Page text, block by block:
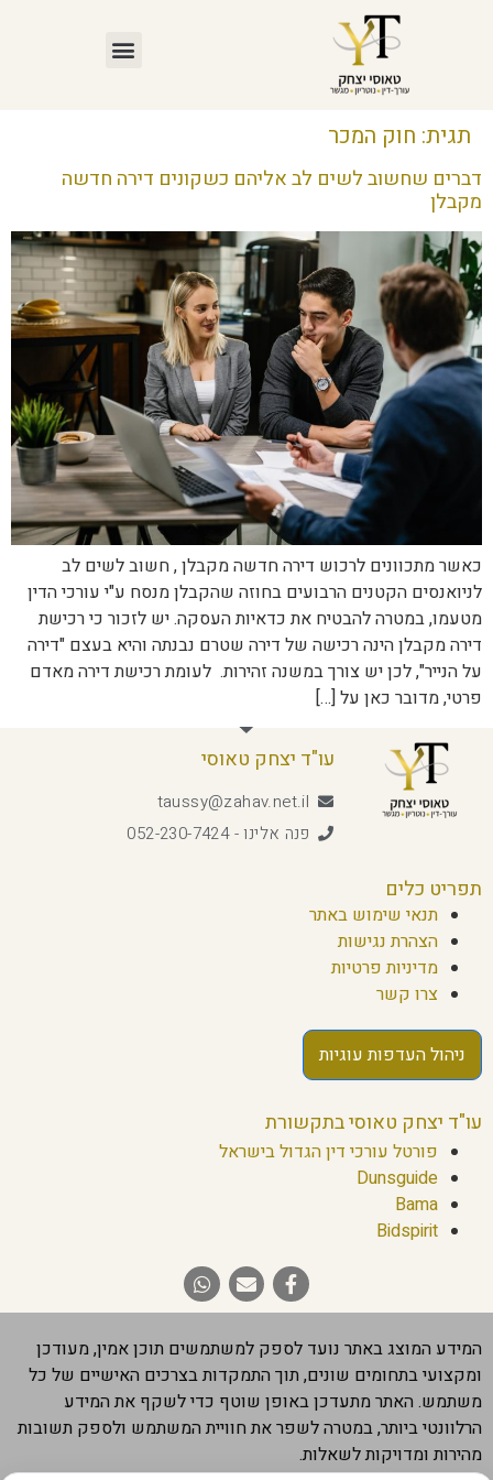
תגית: חוק המכר
דברים שחשוב לשים לב אליהם כשקונים דירה חדשה
מקבלן
כאשר מתכוונים לרכוש דירה חדשה מקבלן , חשוב לשים לב
לניואנסים הקטנים הרבועים בחוזה שהקבלן מנסח ע"י עורכי הדין
מטעמו, במטרה להבטיח את כדאיות העסקה. יש לזכור כי רכישת
דירה מקבלן הינה רכישה של דירה שטרם נבנתה והיא בעצם "דירה
על הנייר", לכן יש צורך במשנה זהירות. לעומת רכישת דירה מאדם
פרטי, מדובר כאן על […]
עו"ד יצחק טאוסי
taussy@zahav.net.il
פנה אלינו - 052-230-7424
תפריט כלים
תנאי שימוש באתר
הצהרת נגישות
מדיניות פרטיות
צרו קשר
ניהול העדפות עוגיות
עו"ד יצחק טאוסי בתקשורת
פורטל עורכי דין הגדול בישראל
Dunsguide
Bama
Bidspirit
המידע המוצג באתר נועד לספק למשתמשים תוכן אמין, מעודכן
ומקצועי בתחומים שונים, תוך התמקדות בצרכים האישיים של כל
משתמש. האתר מתעדכן באופן שוטף כדי לשקף את המידע
הרלוונטי ביותר, במטרה לשפר את חוויית המשתמש ולספק תשובות
מהירות ומדויקות לשאלות.